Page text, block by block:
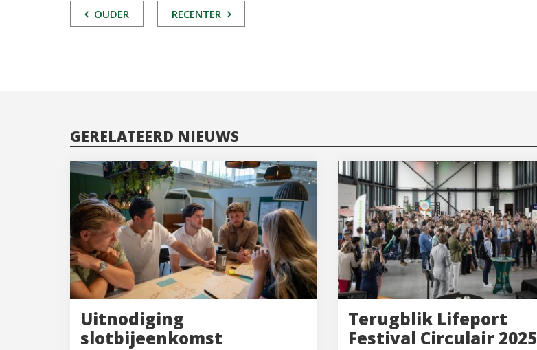
POST
OUDER RECENTER
GERELATEERD NIEUWS
Uitnodiging
slotbijeenkomst
Terugblik Lifeport
Festival Circulair 2025